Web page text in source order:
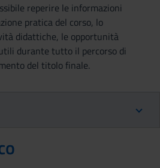
reperire le informazioni
pratica del corso, lo
didattiche, le opportunità
durante tutto il percorso di
del titolo finale.